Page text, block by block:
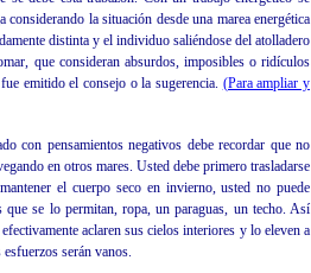
la situación desde una marea energética
distinta y el individuo saliéndose del atolladero
que consideran absurdos, imposibles o ridículos
emitido el consejo o la sugerencia. (Para ampliar y
con pensamientos negativos debe recordar que no
en otros mares. Usted debe primero trasladarse
el cuerpo seco en invierno, usted no puede
se lo permitan, ropa, un paraguas, un techo. Así
aclaren sus cielos interiores y lo eleven a
serán vanos.